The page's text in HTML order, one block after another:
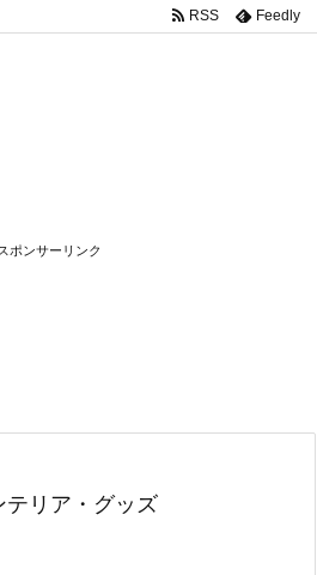
RSS Feedly
ポンサーリンク
リア・グッズ